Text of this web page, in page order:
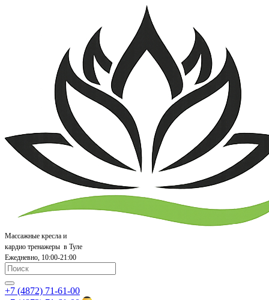
Массажные кресла и
кардио тренажеры в Туле
Ежедневно, 10:00-21:00
+7 (4872) 71-61-00